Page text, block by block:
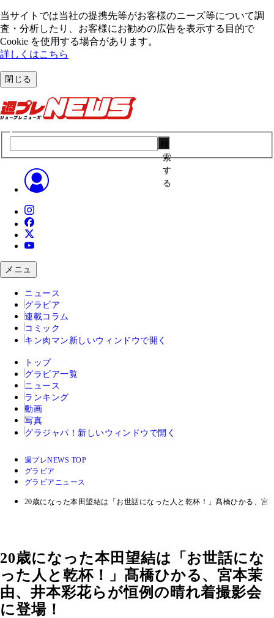
当サイトでは当社の提携先等がお客様のニーズ等について調
査・分析したり、お客様にお勧めの広告を表⽰する⽬的で
Cookie を使⽤する場合があります。
詳しくはこちら
閉じる
索
す
る
メニュ
ニュース
グラビア
連載コラム
コミック
キン肉マン 新しいウィンドウで開く
トップ
グラビア一覧
ニュース
ランキング
動画
写真
グラジャパ！ 新しいウィンドウで開く
週プレNEWS TOP
グラビア
グラビアニュース
20歳になった本田望結は「お世話になった人と乾杯！」髙橋ひかる、
20歳になった本田望結は「お世話にな
った人と乾杯！」髙橋ひかる、宮本茉
由、井本彩花らが恒例の晴れ着撮影会
に登場！